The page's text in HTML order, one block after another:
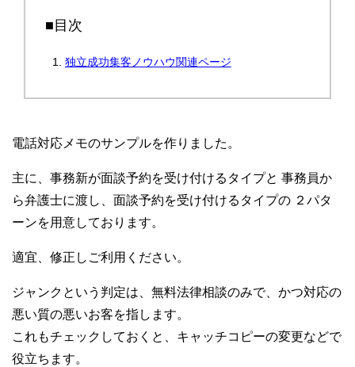
■目次
独立成功集客ノウハウ関連ページ
電話対応メモのサンプルを作りました。
主に、事務新が面談予約を受け付けるタイプと 事務員か
ら弁護士に渡し、面談予約を受け付けるタイプの ２パタ
ーンを用意しております。
適宜、修正しご利用ください。
ジャンクという判定は、無料法律相談のみで、かつ対応の
悪い質の悪いお客を指します。
これもチェックしておくと、キャッチコピーの変更などで
役立ちます。